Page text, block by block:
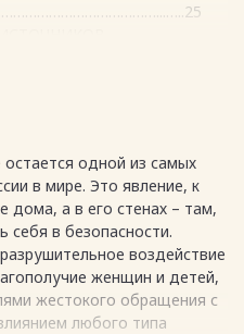
одной из самых
в мире. Это явление, к
дома, а в его стенах – там,
в безопасности.
воздействие
женщин и детей,
жестокого обращения с
любого типа